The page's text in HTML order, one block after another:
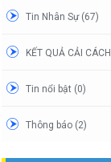
Tin Nhân Sự (67)
KẾT QUẢ CẢI
Tin nổi bật (0)
Thông báo (2)